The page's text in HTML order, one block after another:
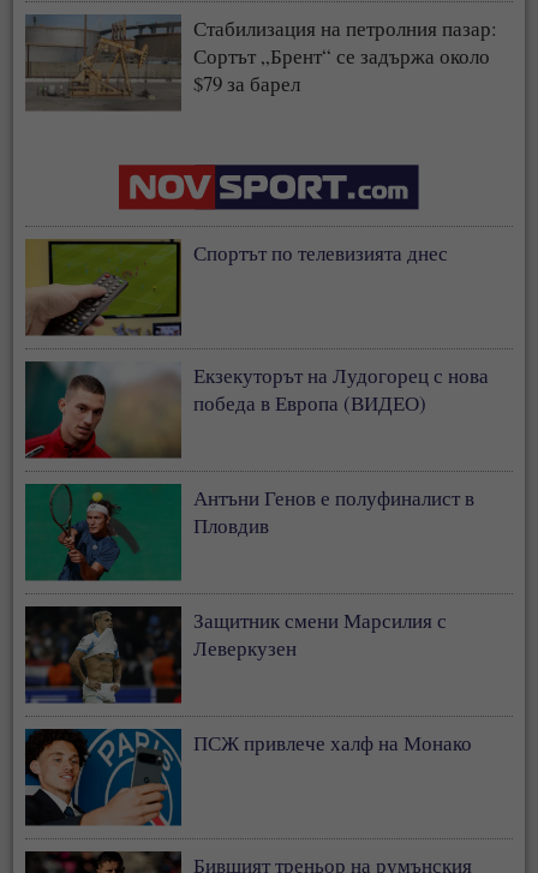
Стабилизация на петролния пазар:
Сортът „Брент“ се задържа около
$79 за барел
Спортът по телевизията днес
Екзекуторът на Лудогорец с нова
победа в Европа (ВИДЕО)
Антъни Генов е полуфиналист в
Пловдив
Защитник смени Марсилия с
Леверкузен
ПСЖ привлече халф на Монако
Бившият треньор на румънския